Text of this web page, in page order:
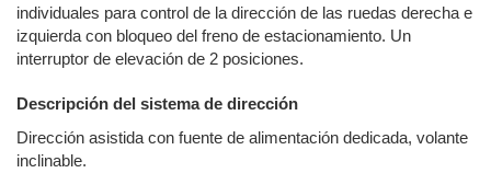
individuales para control de la dirección de las ruedas derecha e
izquierda con bloqueo del freno de estacionamiento. Un
interruptor de elevación de 2 posiciones.
Descripción del sistema de dirección
Dirección asistida con fuente de alimentación dedicada, volante
inclinable.